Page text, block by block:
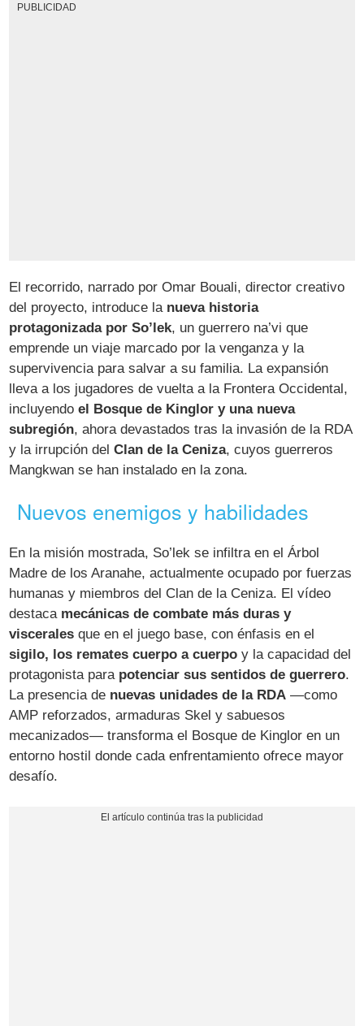
PUBLICIDAD
El recorrido, narrado por Omar Bouali, director creativo
del proyecto, introduce la nueva historia
protagonizada por So’lek, un guerrero na’vi que
emprende un viaje marcado por la venganza y la
supervivencia para salvar a su familia. La expansión
lleva a los jugadores de vuelta a la Frontera Occidental,
incluyendoel Bosque de Kinglor y una nueva
subregión, ahora devastados tras la invasión de la RDA
y la irrupción delClan de la Ceniza, cuyos guerreros
Mangkwan se han instalado en la zona.
Nuevos enemigos y habilidades
En la misión mostrada, So’lek se infiltra en el Árbol
Madre de los Aranahe, actualmente ocupado por fuerzas
humanas y miembros del Clan de la Ceniza. El vídeo
destaca mecánicas de combate más duras y
viscerales que en el juego base, con énfasis en el
sigilo, los remates cuerpo a cuerpo y la capacidad del
protagonista para potenciar sus sentidos de guerrero.
La presencia de nuevas unidades de la RDA —como
AMP reforzados, armaduras Skel y sabuesos
mecanizados— transforma el Bosque de Kinglor en un
entorno hostil donde cada enfrentamiento ofrece mayor
desafío.